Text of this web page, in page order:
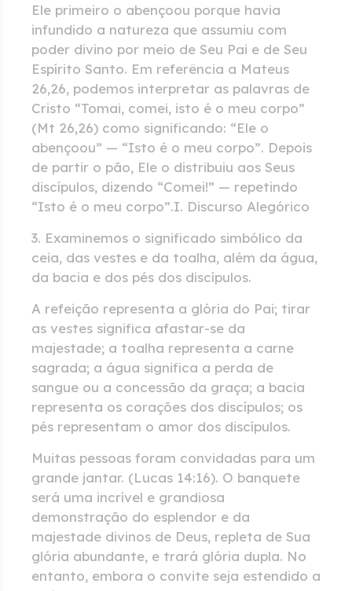
Ele primeiro o abençoou porque havia
infundido a natureza que assumiu com
poder divino por meio de Seu Pai e de Seu
Espírito Santo. Em referência a Mateus
26,26, podemos interpretar as palavras de
Cristo “Tomai, comei, isto é o meu corpo”
(Mt 26,26) como significando: “Ele o
abençoou” — “Isto é o meu corpo”. Depois
de partir o pão, Ele o distribuiu aos Seus
discípulos, dizendo “Comei!” — repetindo
“Isto é o meu corpo”.I. Discurso Alegórico
3. Examinemos o significado simbólico da
ceia, das vestes e da toalha, além da água,
da bacia e dos pés dos discípulos.
A refeição representa a glória do Pai; tirar
as vestes significa afastar-se da
majestade; a toalha representa a carne
sagrada; a água significa a perda de
sangue ou a concessão da graça; a bacia
representa os corações dos discípulos; os
pés representam o amor dos discípulos.
Muitas pessoas foram convidadas para um
grande jantar. (Lucas 14:16). O banquete
será uma incrível e grandiosa
demonstração do esplendor e da
majestade divinos de Deus, repleta de Sua
glória abundante, e trará glória dupla. No
entanto, embora o convite seja estendido a